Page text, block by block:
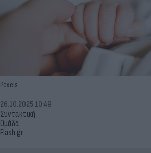
Pexels
Συντακτική
Ομάδα
Flash.gr
26.10.2025 10:49